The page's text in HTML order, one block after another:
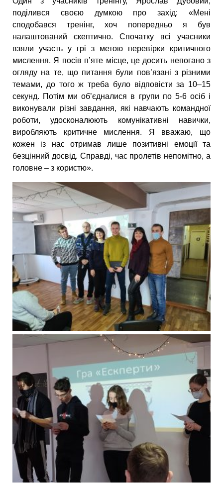
поділився своєю думкою про захід: «Мені
сподобався тренінг, хоч попередньо я був
налаштований скептично. Спочатку всі учасники
взяли участь у грі з метою перевірки критичного
мислення. Я посів п’яте місце, це досить непогано з
огляду на те, що питання були пов’язані з різними
темами, до того ж треба було відповісти за 10–15
секунд. Потім ми об’єдналися в групи по 5-6 осіб і
виконували різні завдання, які навчають командної
роботи, удосконалюють комунікативні навички,
виробляють критичне мислення. Я вважаю, що
кожен із нас отримав лише позитивні емоції та
безцінний досвід. Справді, час пролетів непомітно, а
головне – з користю».